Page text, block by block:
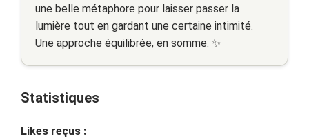
une belle métaphore pour laisser passer la
lumière tout en gardant une certaine intimité.
Une approche équilibrée, en somme. ✨
Statistiques
Likes reçus :